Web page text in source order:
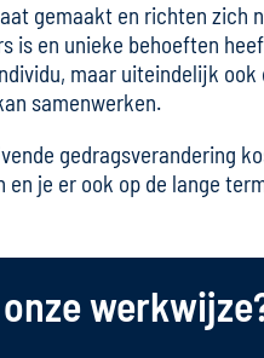
gemaakt en richten zich
is en unieke behoeften
maar uiteindelijk
samenwerken.
gedragsverandering
je er ook op de lange